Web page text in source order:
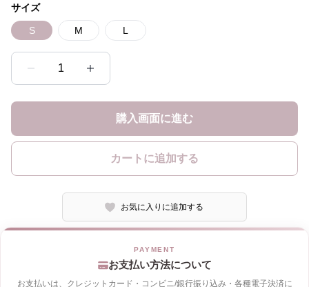
サイズ
S M L
1
購入画面に進む
カートに追加する
お気に入りに追加する
お支払い方法について
お支払いは、クレジットカード・コンビニ/銀行振り込み・各種電子決済に